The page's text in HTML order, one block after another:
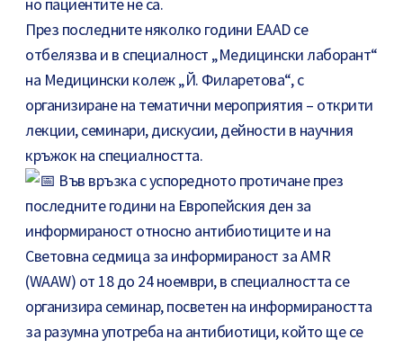
През последните няколко години EAAD се
отбелязва и в специалност „Медицински лаборант“
на Медицински колеж „Й. Филаретова“, с
организиране на тематични мероприятия – открити
лекции, семинари, дискусии, дейности в научния
кръжок на специалността.
Във връзка с успоредното протичане през
последните години на Европейския ден за
информираност относно антибиотиците и на
Световна седмица за информираност за AMR
(WAAW) от 18 до 24 ноември, в специалността се
организира семинар, посветен на информираността
за разумна употреба на антибиотици, който ще се